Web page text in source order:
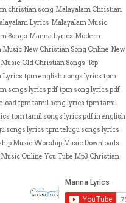
christian song Malayalam Christian
Lyrics Malayalam Music
Songs Manna Lyrics Modern
Music New Christian Song Online New
Old Christian Songs Top
Lyrics tpm english songs lyrics tpm
songs lyrics pdf tpm song lyrics pdf
tpm tamil song lyrics tpm tamil
tpm tamil songs lyrics pdf in english
songs lyrics tpm telugu songs lyrics
Music Worship Music Downloads
Online You Tube Mp3 Christian